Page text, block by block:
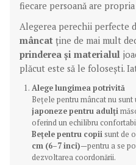
fiecare persoană are
Alegerea perechii perfecte
mâncat ține de mai mult
prinderea și materialul
plăcut este să le folosești.
Alege lungimea potrivită
Bețele pentru mâncat nu
japoneze pentru adulți
oferind un echilibru
Bețele pentru copii sunt de
cm (6–7 inci)—pentru a se
dezvoltarea coordonării.